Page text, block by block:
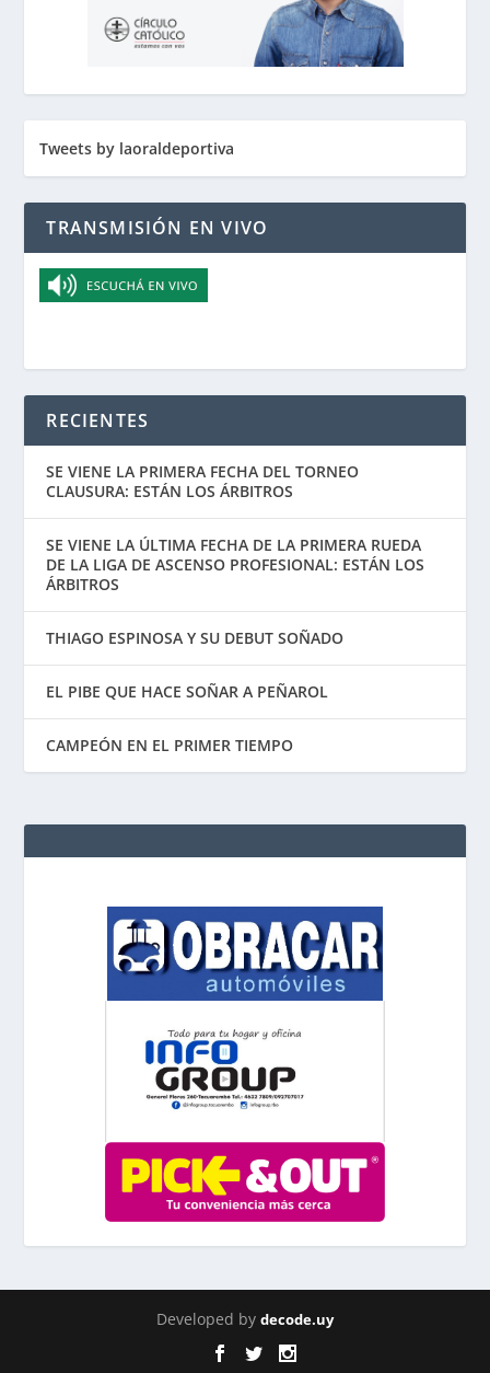
Tweets by laoraldeportiva
TRANSMISIÓN EN VIVO
RECIENTES
SE VIENE LA PRIMERA FECHA DEL TORNEO
CLAUSURA: ESTÁN LOS ÁRBITROS
SE VIENE LA ÚLTIMA FECHA DE LA PRIMERA RUEDA
DE LA LIGA DE ASCENSO PROFESIONAL: ESTÁN LOS
ÁRBITROS
THIAGO ESPINOSA Y SU DEBUT SOÑADO
EL PIBE QUE HACE SOÑAR A PEÑAROL
CAMPEÓN EN EL PRIMER TIEMPO
Developed by decode.uy